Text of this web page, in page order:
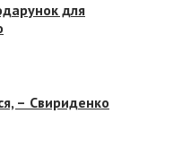
для
– Свириденко